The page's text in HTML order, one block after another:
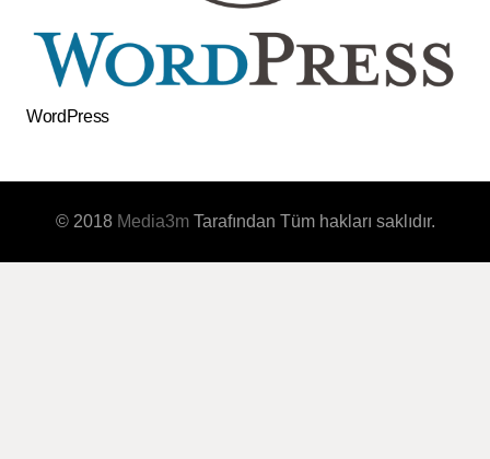
WordPress
© 2018 Media3mTarafından Tüm hakları saklıdır.